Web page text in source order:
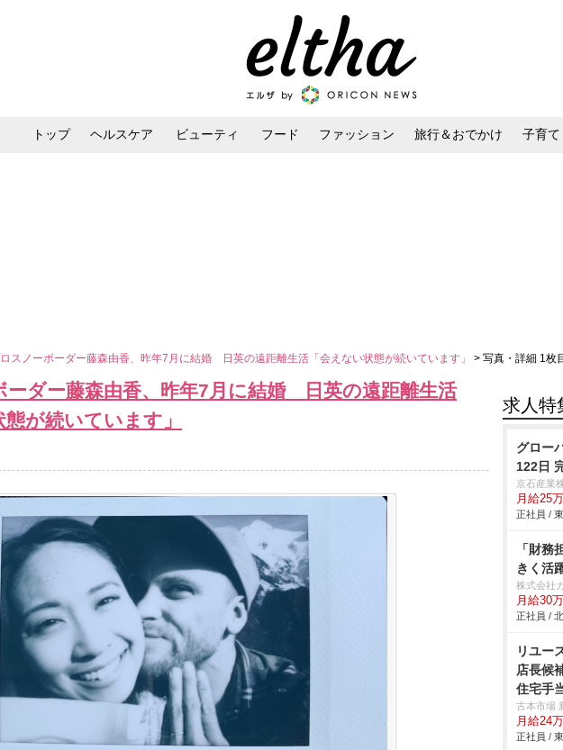
トップ ヘルスケア ビューティ フード ファッション 旅行＆おでかけ 子育て
スノーボーダー藤森由香、昨年7月に結婚 日英の遠距離生活「会えない状態が続いています」 > 写真・詳細 1枚
ーダー藤森由香、昨年7月に結婚 日英の遠距離生活
態が続いています」
求人特
グロー
122日
京石産業
月給25
正社員 /
「財務
きく活
株式会社
月給30
正社員 /
リユー
店長候
住宅手
古本市場
月給24
正社員 /